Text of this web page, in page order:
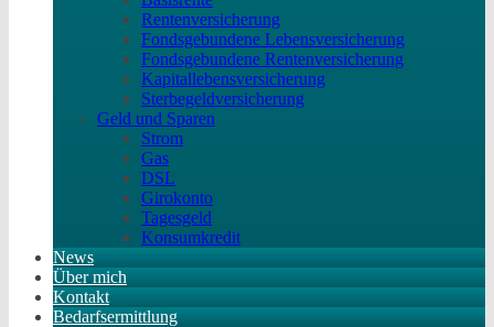
Rentenversicherung
Fondsgebundene Lebensversicherung
Fondsgebundene Rentenversicherung
Kapitallebensversicherung
Sterbegeldversicherung
Geld und Sparen
Strom
Gas
DSL
Girokonto
Tagesgeld
Konsumkredit
News
Über mich
Kontakt
Bedarfsermittlung